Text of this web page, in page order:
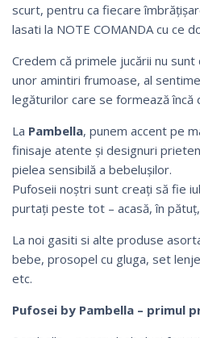
scurt, pentru ca fiecare
lasati la NOTE COMANDA cu ce
Credem că primele jucării nu
unor amintiri frumoase, al
legăturilor care se formează încă
La Pambella, punem accent pe
finisaje atente și designuri
pielea sensibilă a bebelușilor.
Pufoseii noștri sunt creați să fie
purtați peste tot – acasă, în
La noi gasiti si alte produse
bebe, prosopel cu gluga, set
etc.
Pufosei by Pambella – primul